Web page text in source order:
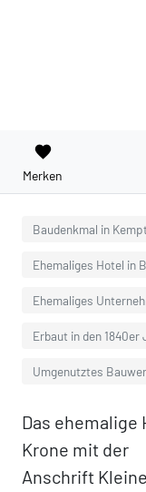
favorite
Merken
Baudenkmal in
Ehemaliges Hotel in
Ehemaliges
Erbaut in den 1840er
Umgenutztes
Das ehemalige
Krone mit der
Anschrift